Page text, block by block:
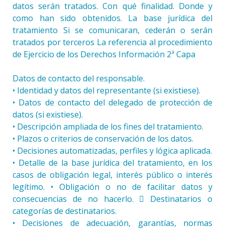
datos serán tratados. Con qué finalidad. Donde y
como han sido obtenidos. La base jurídica del
tratamiento Si se comunicaran, cederán o serán
tratados por terceros La referencia al procedimiento
de Ejercicio de los Derechos Información 2ª Capa
Datos de contacto del responsable.
• Identidad y datos del representante (si existiese).
• Datos de contacto del delegado de protección de
datos (si existiese).
• Descripción ampliada de los fines del tratamiento.
• Plazos o criterios de conservación de los datos.
• Decisiones automatizadas, perfiles y lógica aplicada.
• Detalle de la base jurídica del tratamiento, en los
casos de obligación legal, interés público o interés
legítimo. • Obligación o no de facilitar datos y
consecuencias de no hacerlo.  Destinatarios o
categorías de destinatarios.
• Decisiones de adecuación, garantías, normas